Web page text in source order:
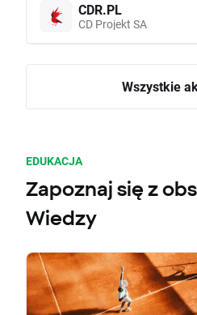
CDR.PL
CD Projekt SA
Wszystkie
EDUKACJA
Zapoznaj się z
Wiedzy